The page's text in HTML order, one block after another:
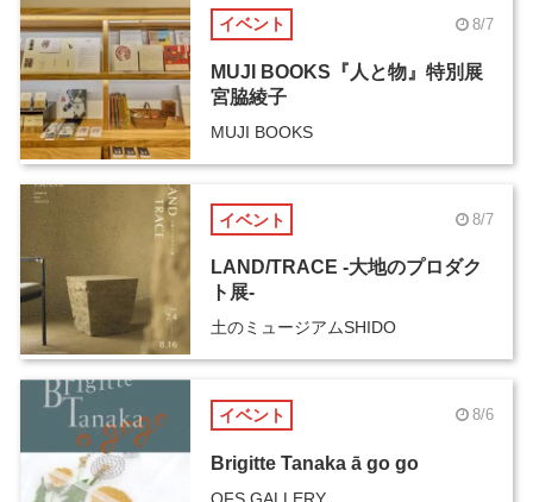
イベント 8/7
MUJI BOOKS『人と物』特別展
宮脇綾子
MUJI BOOKS
イベント 8/7
LAND/TRACE -大地のプロダク
ト展-
土のミュージアムSHIDO
イベント 8/6
Brigitte Tanaka ā go go
OFS GALLERY